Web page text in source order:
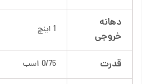
دهانه
خروجی
1 اینچ
قدرت 0/75 اسب